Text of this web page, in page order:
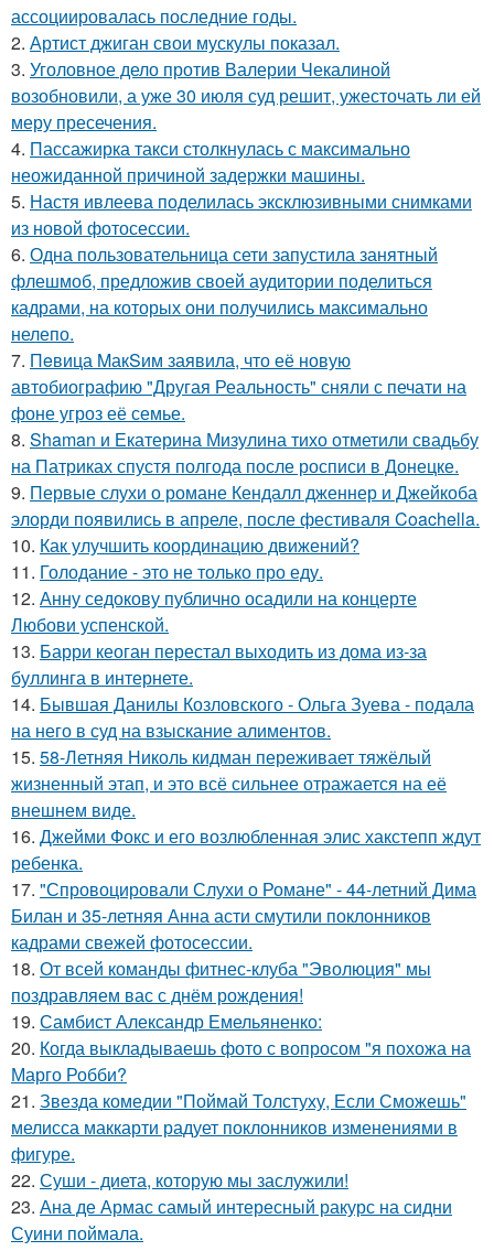
ассоциировалась последние годы.
2. Артист джиган свои мускулы показал.
3. Уголовное дело против Валерии Чекалиной
возобновили, а уже 30 июля суд решит, ужесточать ли ей
меру пресечения.
4. Пассажирка такси столкнулась с максимально
неожиданной причиной задержки машины.
5. Настя ивлеева поделилась эксклюзивными снимками
из новой фотосессии.
6. Одна пользовательница сети запустила занятный
флешмоб, предложив своей аудитории поделиться
кадрами, на которых они получились максимально
нелепо.
7. Пeвица MакSим заявила, что её новую
автобиографию "Другая Реальность" сняли с печати на
фоне угроз её семье.
8. Shaman и Екатерина Мизулина тихо отметили свадьбу
на Патриках спустя полгода после росписи в Донецке.
9. Первые слухи о романе Кендалл дженнер и Джейкоба
элорди появились в апреле, после фестиваля Coachella.
10. Как улучшить координацию движений?
11. Голодание - это не только про еду.
12. Анну седокову публично осадили на концерте
Любови успенской.
13. Барри кеоган перестал выходить из дома из-за
буллинга в интернете.
14. Бывшая Данилы Козловского - Ольга Зуева - подала
на него в суд на взыскание алиментов.
15. 58-Летняя Николь кидман переживает тяжёлый
жизненный этап, и это всё сильнее отражается на её
внешнем виде.
16. Джейми Фокс и его возлюбленная элис хакстепп ждут
ребенка.
17. "Спровоцировали Слухи о Романе" - 44-летний Дима
Билан и 35-летняя Анна асти смутили поклонников
кадрами свежей фотосессии.
18. От всей команды фитнес-клуба "Эволюция" мы
поздравляем вас с днём рождения!
19. Самбист Александр Емельяненко:
20. Когда выкладываешь фото с вопросом "я похожа на
Марго Робби?
21. Звезда комедии "Поймай Толстуху, Если Сможешь"
мелисса маккарти радует поклонников изменениями в
фигуре.
22. Суши - диета, которую мы заслужили!
23. Ана де Армас самый интересный ракурс на сидни
Суини поймала.